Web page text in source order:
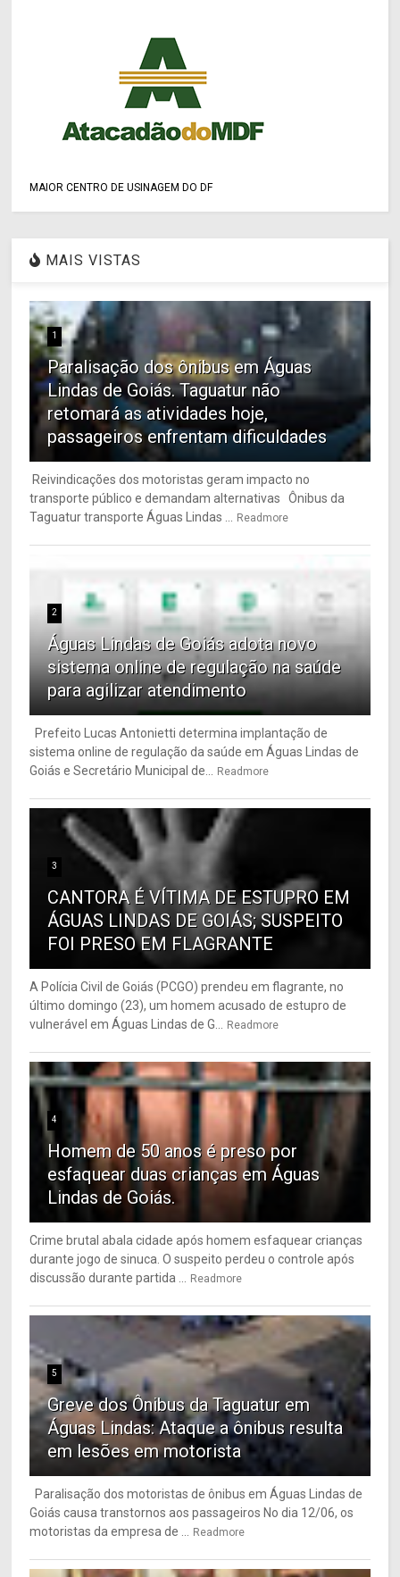
MAIOR CENTRO DE USINAGEM DO DF
MAIS VISTAS
1
Paralisação dos ônibus em Águas
Lindas de Goiás. Taguatur não
retomará as atividades hoje,
passageiros enfrentam dificuldades
Reivindicações dos motoristas geram impacto no
transporte público e demandam alternativas Ônibus da
Taguatur transporte Águas Lindas ... Readmore
2
Águas Lindas de Goiás adota novo
sistema online de regulação na saúde
para agilizar atendimento
Prefeito Lucas Antonietti determina implantação de
sistema online de regulação da saúde em Águas Lindas de
Goiás e Secretário Municipal de... Readmore
3
CANTORA É VÍTIMA DE ESTUPRO EM
ÁGUAS LINDAS DE GOIÁS; SUSPEITO
FOI PRESO EM FLAGRANTE
A Polícia Civil de Goiás (PCGO) prendeu em flagrante, no
último domingo (23), um homem acusado de estupro de
vulnerável em Águas Lindas de G... Readmore
4
Homem de 50 anos é preso por
esfaquear duas crianças em Águas
Lindas de Goiás.
Crime brutal abala cidade após homem esfaquear crianças
durante jogo de sinuca. O suspeito perdeu o controle após
discussão durante partida ... Readmore
5
Greve dos Ônibus da Taguatur em
Águas Lindas: Ataque a ônibus resulta
em lesões em motorista
Paralisação dos motoristas de ônibus em Águas Lindas de
Goiás causa transtornos aos passageiros No dia 12/06, os
motoristas da empresa de ... Readmore
6